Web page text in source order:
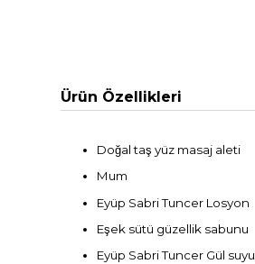
Ürün Özellikleri
Doğal taş yüz masaj aleti
Mum
Eyüp Sabri Tuncer Losyon
Eşek sütü güzellik sabunu
Eyüp Sabri Tuncer Gül suyu